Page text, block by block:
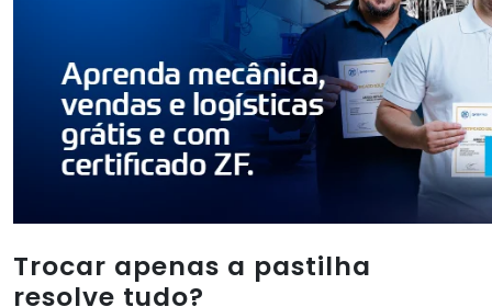
Trocar apenas a pastilha
resolve tudo?